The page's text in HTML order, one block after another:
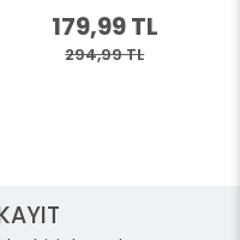
179,99 TL
294,99 TL